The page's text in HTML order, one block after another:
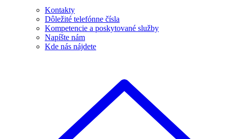
Kontakty
Dôležité telefónne čísla
Kompetencie a poskytované služby
Napíšte nám
Kde nás nájdete